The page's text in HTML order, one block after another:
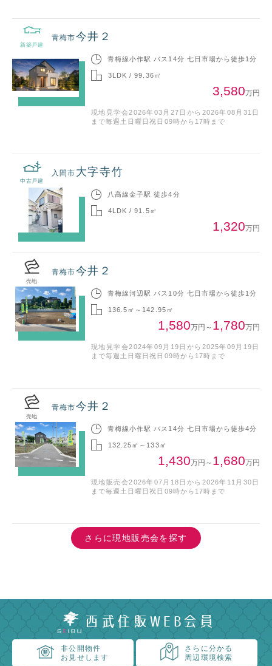
新築戸建
青梅市今井２
青梅線小作駅 バス14分 七日市場から徒歩1分
3LDK / 99.36㎡
3,580万円
現地見学会2026年03月27日から2026年08月31日
まで毎週土日曜日祝日09時から17時まで
中古戸建
入間市 大字寺竹
八高線金子駅 徒歩4分
4LDK / 91.5㎡
1,320万円
売地
青梅市今井２
青梅線河辺駅 バス10分 七日市場から徒歩1分
136.5㎡～142.95㎡
1,580万円 ～ 1,780万円
現地見学会2024年09月19日から2025年09月19日
まで毎週土日曜日祝日09時から17時まで
売地
青梅市今井２
青梅線小作駅 バス14分 七日市場から徒歩4分
132.25㎡～133㎡
1,430万円 ～ 1,680万円
現地販売会2026年07月18日から2026年11月30日
まで毎週土日曜日祝日09時から17時まで
さらに現地販売会を探す
西武住販WEB会員
非公開物件
お見せします
さらに分かる
周辺環境検索